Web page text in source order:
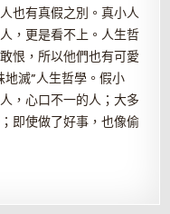
也有真假之別。真小人
，更是看不上。人生哲
恨，所以他們也有可愛
滅”人生哲學。假小
，心口不一的人；大多
即使做了好事，也像偷